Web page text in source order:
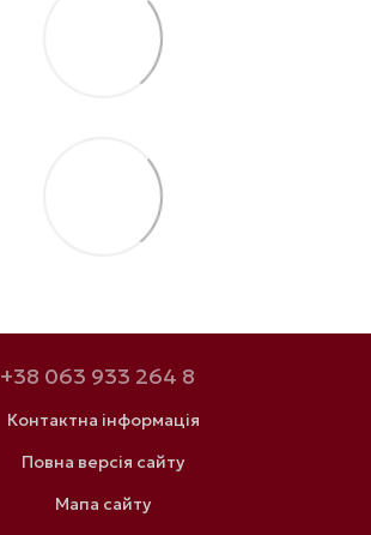
+38 063 933 264 8
Контактна інформація
Повна версія сайту
Мапа сайту